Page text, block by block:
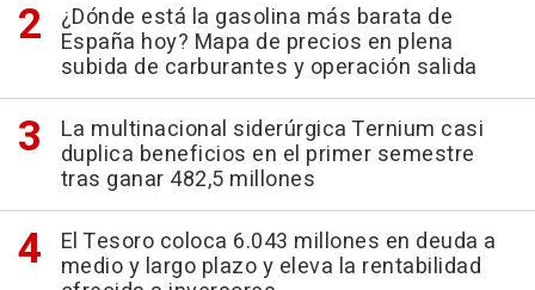
¿Dónde está la gasolina más barata de
España hoy? Mapa de precios en plena
subida de carburantes y operación salida
La multinacional siderúrgica Ternium casi
duplica beneficios en el primer semestre
tras ganar 482,5 millones
El Tesoro coloca 6.043 millones en deuda a
medio y largo plazo y eleva la rentabilidad